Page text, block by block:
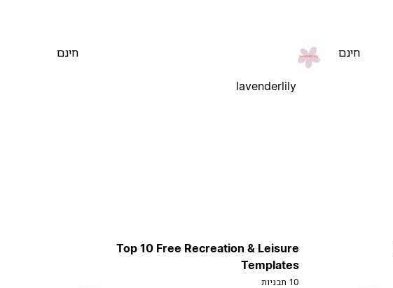
חינם
lavenderlily
חינם
Top 10 Free Recreation & Leisure
Templates
10 תבניות